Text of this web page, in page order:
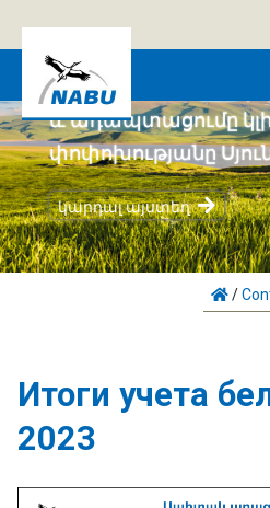
Համայնքահեն
և ադապտացումը
փոփոխությանը
կարդալ այստեղ
/
Итоги учета
2023